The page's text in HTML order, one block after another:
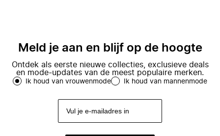
Meld je aan en blijf op de hoogte
Ontdek als eerste nieuwe collecties, exclusieve deals
en mode-updates van de meest populaire merken.
Ik houd van vrouwenmode Ik houd van mannenmode